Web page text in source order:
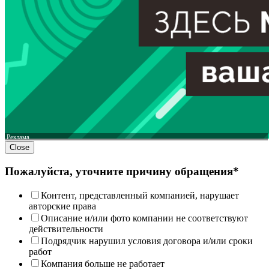
Реклама
Close
Пожалуйста, уточните причину обращения*
Контент, представленный компанией, нарушает
авторские права
Описание и/или фото компании не соответствуют
действительности
Подрядчик нарушил условия договора и/или сроки
работ
Компания больше не работает